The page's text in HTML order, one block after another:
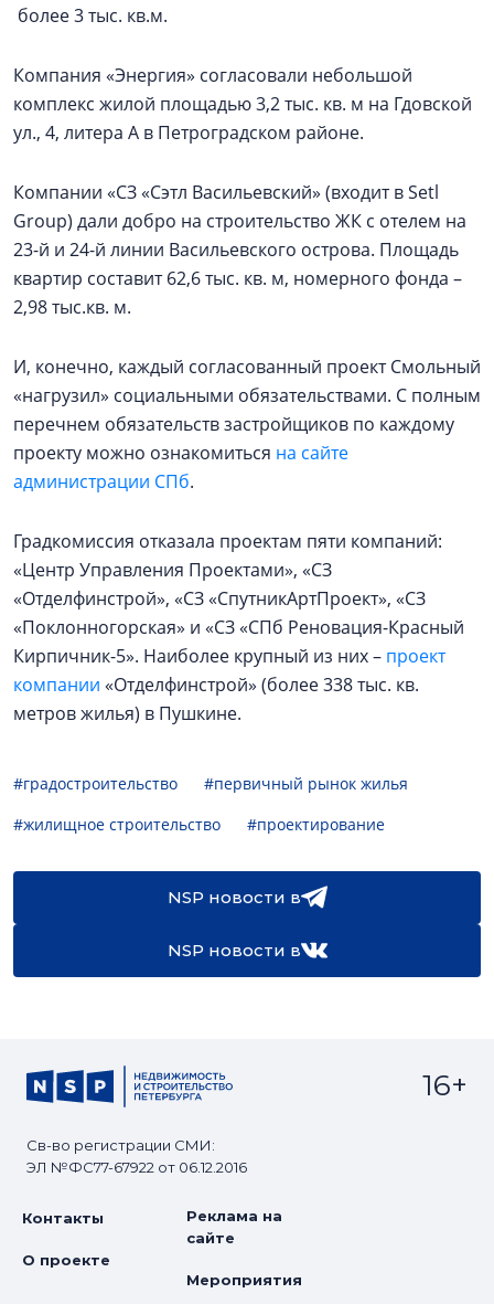
более 3 тыс. кв.м.
Компания «Энергия» согласовали небольшой
комплекс жилой площадью 3,2 тыс. кв. м на Гдовской
ул., 4, литера А в Петроградском районе.
Компании «СЗ «Сэтл Васильевский» (входит в Setl
Group) дали добро на строительство ЖК с отелем на
23-й и 24-й линии Васильевского острова. Площадь
квартир составит 62,6 тыс. кв. м, номерного фонда –
2,98 тыс.кв. м.
И, конечно, каждый согласованный проект Смольный
«нагрузил» социальными обязательствами. С полным
перечнем обязательств застройщиков по каждому
проекту можно ознакомиться на сайте
администрации СПб.
Градкомиссия отказала проектам пяти компаний:
«Центр Управления Проектами», «СЗ
«Отделфинстрой», «СЗ «СпутникАртПроект», «СЗ
«Поклонногорская» и «СЗ «СПб Реновация-Красный
Кирпичник-5». Наиболее крупный из них – проект
компании «Отделфинстрой» (более 338 тыс. кв.
метров жилья) в Пушкине.
#градостроительство
#первичный рынок жилья
#жилищное строительство
#проектирование
NSP новости в
NSP новости в
Св-во регистрации СМИ:
ЭЛ №ФС77-67922 от 06.12.2016
16+
Контакты
О проекте
Реклама на
сайте
Мероприятия